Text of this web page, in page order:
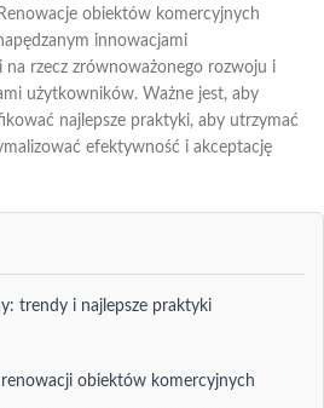
obiektów komercyjnych
innowacjami
na rzecz zrównoważonego rozwoju i
użytkowników. Ważne jest, aby
najlepsze praktyki, aby utrzymać
efektywność i akceptację
trendy i najlepsze praktyki
obiektów komercyjnych